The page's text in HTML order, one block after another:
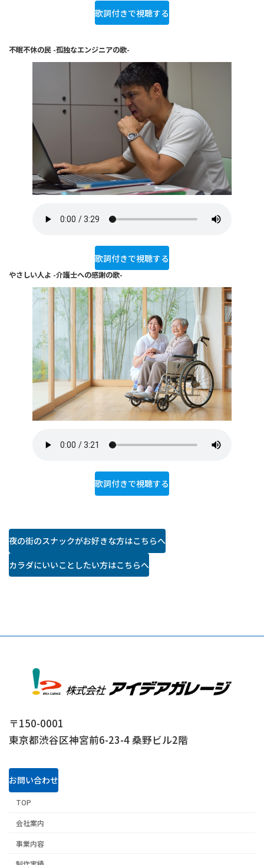
歌詞付きで視聴する
不眠不休の民 -孤独なエンジニアの歌-
歌詞付きで視聴する
やさしい人よ -介護士への感謝の歌-
歌詞付きで視聴する
夜の街のスナックがお好きな方はこちらへ
カラダにいいことしたい方はこちらへ
〒150-0001
東京都渋谷区神宮前6-23-4 桑野ビル2階
お問い合わせ
TOP
会社案内
事業内容